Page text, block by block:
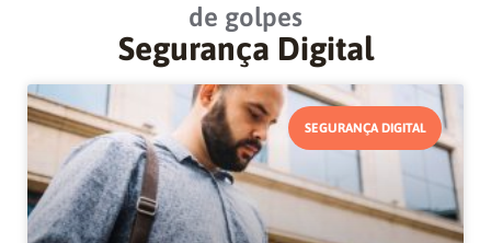
de golpes
Segurança Digital
SEGURANÇA DIGITAL